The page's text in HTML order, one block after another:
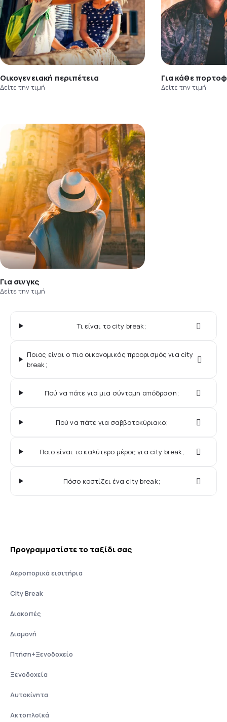
Οικογενειακή περιπέτεια
Δείτε την τιμή
Για κάθε
Δείτε την τιμή
Για σινγκς
Δείτε την τιμή
Τι είναι το city break;
Ποιος είναι ο πιο οικονομικός προορισμός για city
break;
Πού να πάτε για μια σύντομη απόδραση;
Πού να πάτε για σαββατοκύριακο;
Ποιο είναι το καλύτερο μέρος για city break;
Πόσο κοστίζει ένα city break;
Προγραμματίστε το ταξίδι σας
Αεροπορικά εισιτήρια
City Break
Διακοπές
Διαμονή
Πτήση+Ξενοδοχείο
Ξενοδοχεία
Αυτοκίνητα
Ακτοπλοϊκά